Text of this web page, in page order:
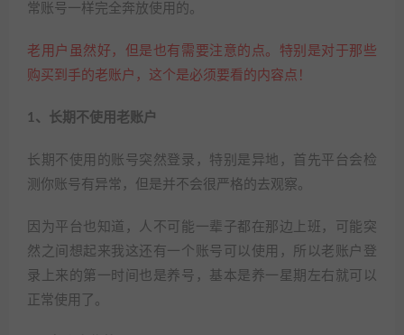
常账号一样完全奔放使用的。
老用户虽然好，但是也有需要注意的点。特别是对于那些
购买到手的老账户，这个是必须要看的内容点！
1、长期不使用老账户
长期不使用的账号突然登录，特别是异地，首先平台会检
测你账号有异常，但是并不会很严格的去观察。
因为平台也知道，人不可能一辈子都在那边上班，可能突
然之间想起来我这还有一个账号可以使用，所以老账户登
录上来的第一时间也是养号，基本是养一星期左右就可以
正常使用了。